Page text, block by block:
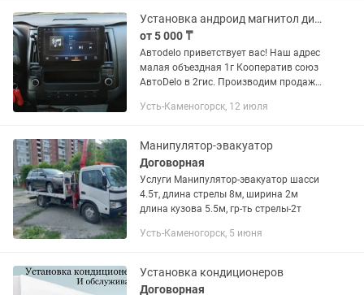
Установка андроид магнитол диагностика автомобиля автомагнитол продажа
от 5 000 ₸
Автоdelo приветствует вас! Наш адрес
малая объездная 1г Кооператив союз
АвтоDelo в 2гис. Производим продажу
Видеорегистраторов андроид - 1din
Усть-Каменогорск, 12 июля
Манипулятор-эвакуатор
Договорная
Услуги Манипулятор-эвакуатор шасси
4.5т, длина стрелы 8м, ширина 2м
длина кузова 5.5м, гр-ть стрелы-2т
Усть-Каменогорск, 5 июня
Установка кондиционеров
Договорная